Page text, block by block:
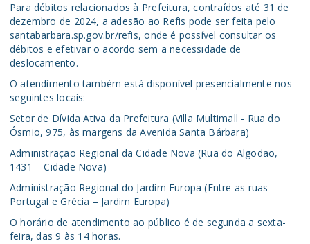
Para débitos relacionados à Prefeitura, contraídos até 31 de
dezembro de 2024, a adesão ao Refis pode ser feita pelo
santabarbara.sp.gov.br/refis, onde é possível consultar os
débitos e efetivar o acordo sem a necessidade de
deslocamento.
O atendimento também está disponível presencialmente nos
seguintes locais:
Setor de Dívida Ativa da Prefeitura (Villa Multimall - Rua do
Ósmio, 975, às margens da Avenida Santa Bárbara)
Administração Regional da Cidade Nova (Rua do Algodão,
1431 – Cidade Nova)
Administração Regional do Jardim Europa (Entre as ruas
Portugal e Grécia – Jardim Europa)
O horário de atendimento ao público é de segunda a sexta-
feira, das 9 às 14 horas.